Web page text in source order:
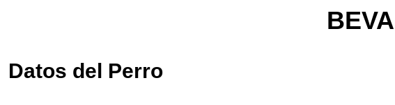
Datos del Perro